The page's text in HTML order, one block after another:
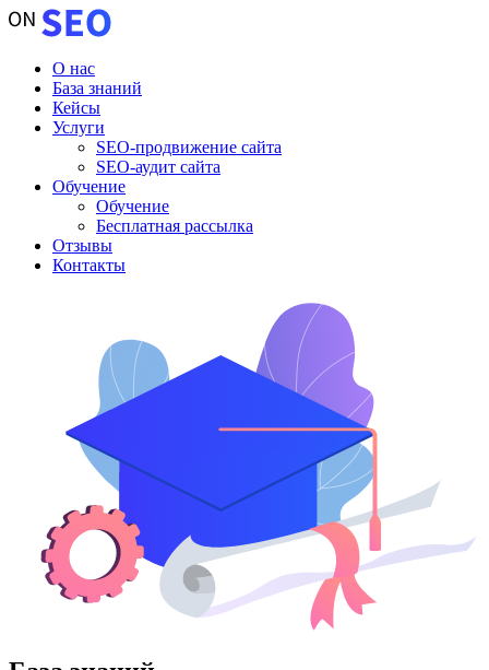
О нас
База знаний
Кейсы
Услуги
SEO-продвижение сайта
SEO-аудит сайта
Обучение
Обучение
Бесплатная рассылка
Отзывы
Контакты